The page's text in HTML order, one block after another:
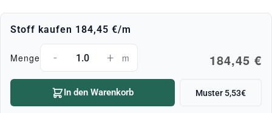
Stoff kaufen 184,45 €/m
Menge - + m 184,45 €
In den Warenkorb Muster 5,53€